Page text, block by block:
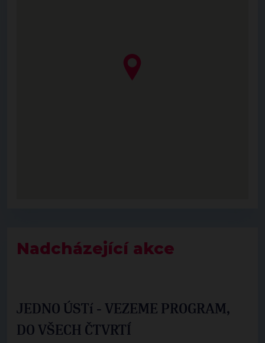
Nadcházející akce
JEDNO ÚSTí - VEZEME PROGRAM,
DO VŠECH ČTVRTÍ